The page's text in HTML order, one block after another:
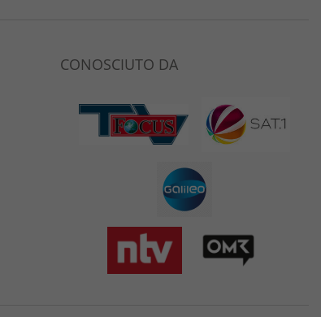
CONOSCIUTO DA